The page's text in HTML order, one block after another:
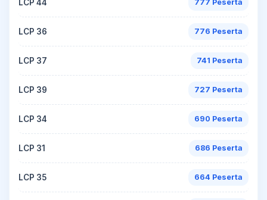
LCP 44 777 Peserta
LCP 36 776 Peserta
LCP 37 741 Peserta
LCP 39 727 Peserta
LCP 34 690 Peserta
LCP 31 686 Peserta
LCP 35 664 Peserta